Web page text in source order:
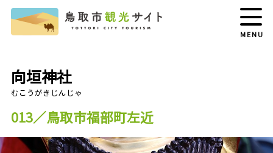
MENU
向垣神社
013／鳥取市福部町左近